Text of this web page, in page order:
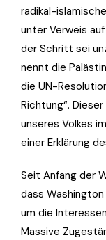
radikal-
unter Verweis
der Schritt sei
nennt die
die UN-
Richtung“.
unseres Volkes
einer Erklärung
Seit Anfang der
dass
um die
Massive